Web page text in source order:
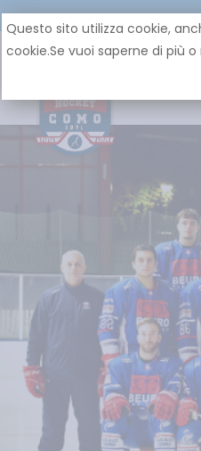
Questo sito utilizza cookie,
cookie.Se vuoi saperne di più